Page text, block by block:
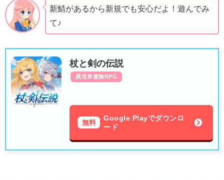
新鯖があるから新規でも安心だよ！遊んでみ
て♪
杖と剣の伝説
異世界冒険RPG
無料
Google Playでダウンロ
ード